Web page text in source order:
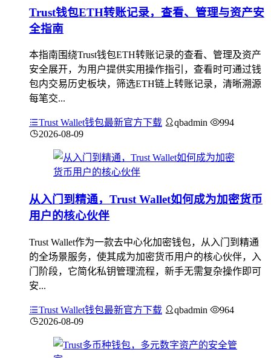
Trust钱包ETH转账记录，查看、管理与资产安
全指南
本指南围绕Trust钱包ETH转账记录的查看、管理及资产
安全展开，为用户提供实用操作指引，查看时可通过钱
包内交易历史板块，筛选ETH链上转账记录，清晰溯源
每笔交...
Trust Wallet钱包最新官方下载 qbadmin
994
2026-08-09
从入门到精通，Trust Wallet如何成为加密货币
用户的核心伙伴
Trust Wallet作为一款去中心化加密钱包，从入门到精通
的全场景服务，使其成为加密货币用户的核心伙伴，入
门阶段，它简化私钥管理流程，新手无需复杂操作即可
安...
Trust Wallet钱包最新官方下载 qbadmin
964
2026-08-09